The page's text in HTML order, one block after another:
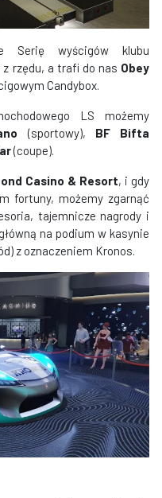
Serię wyścigów klubu
rzędu, a trafi do nas Obey
Candybox.
LS możemy
(sportowy), BF Bifta
(coupe).
Casino & Resort, i gdy
fortuny, możemy zgarnąć
tajemnicze nagrody i
na podium w kasynie
z oznaczeniem Kronos.